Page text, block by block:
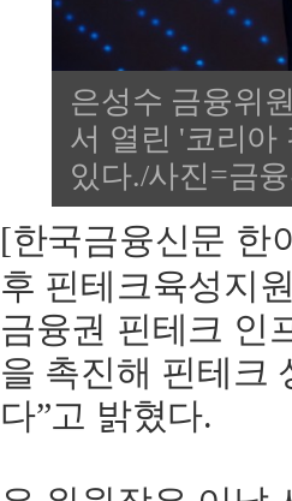
은성수 금융위
서 열린 '코리아
있다./사진=금
[한국금융신문 한
후 핀테크육성지
금융권 핀테크 인
을 촉진해 핀테크
다”고 밝혔다.